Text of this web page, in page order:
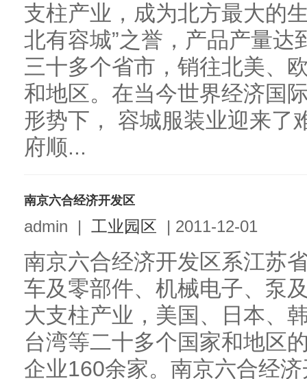
支柱产业，成为北方最大的
北有容城”之誉，产品产量
三十多个省市，销往北美、
和地区。在当今世界经济国
形势下， 容城服装业迎来了
府顺...
南京六合经济开发区
admin | 工业园区 | 2011-12-01
南京六合经济开发区系江苏
车及零部件、机械电子、泵
大支柱产业，美国、日本、
台湾等二十多个国家和地区
企业160余家。南京六合经